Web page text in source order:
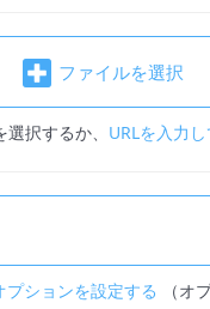
ファイルを選択
選択するか、 URLを入力
プションを設定する （オ